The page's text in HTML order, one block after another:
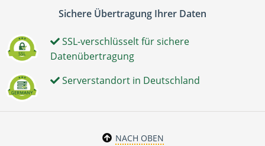
Sichere Übertragung Ihrer Daten
SSL-verschlüsselt für sichere
Datenübertragung
Serverstandort in Deutschland
NACH OBEN